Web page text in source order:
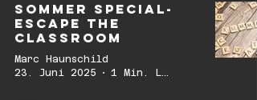
Sommer Special-
Escape the
classroom
Marc Haunschild
23. Juni 2025